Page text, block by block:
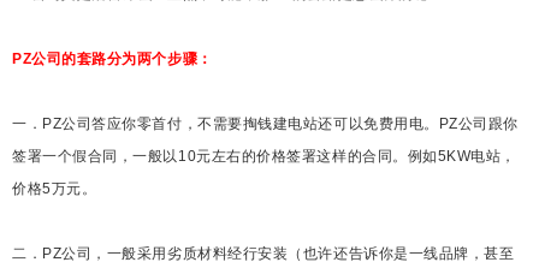
PZ公司的套路分为两个步骤：
一．PZ公司答应你零首付，不需要掏钱建电站还可以免费用电。PZ公司跟你
签署一个假合同，一般以10元左右的价格签署这样的合同。例如5KW电站，
价格5万元。
二．PZ公司，一般采用劣质材料经行安装（也许还告诉你是一线品牌，甚至